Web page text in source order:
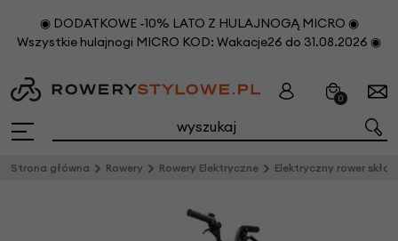
◉ DODATKOWE -10% LATO Z HULAJNOGĄ MICRO ◉
Wszystkie hulajnogi MICRO KOD: Wakacje26 do 31.08.2026 ◉
0
Strona główna Rowery Rowery Elektryczne Elektryczny rower składany Brompton C-Line 4s Palm Green